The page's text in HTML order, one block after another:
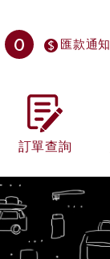
匯款通知
0
訂單查詢